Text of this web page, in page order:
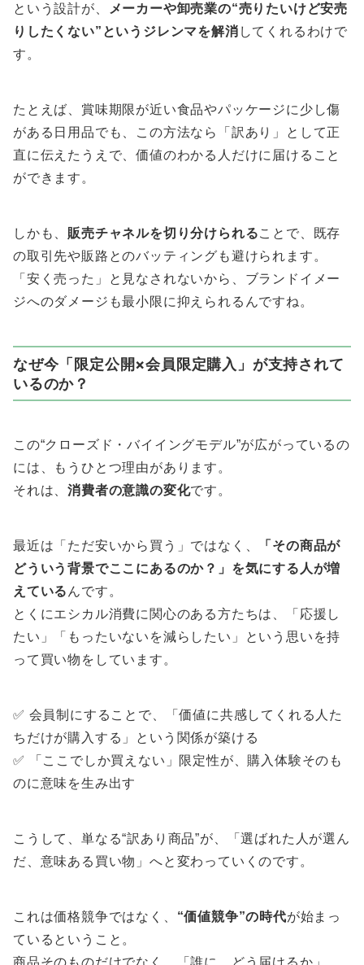
という設計が、
メーカーや卸売業の“売りたいけど安売
りしたくない”というジレンマを解消 してくれるわけで
す。
たとえば、賞味期限が近い食品やパッケージに少し傷
がある日用品でも、この方法なら「訳あり」として正
直に伝えたうえで、価値のわかる人だけに届けること
ができます。
しかも、 販売チャネルを切り分けられることで、既存
の取引先や販路とのバッティングも避けられます。
「安く売った」と見なされないから、ブランドイメー
ジへのダメージも最小限に抑えられるんですね。
なぜ今「限定公開×会員限定購入」が支持されて
いるのか？
この“クローズド・バイイングモデル”が広がっているの
には、もうひとつ理由があります。
それは、消費者の意識の変化です。
最近は「ただ安いから買う」ではなく、
「その商品が
どういう背景でここにあるのか？」を気にする人が増
えている んです。
とくにエシカル消費に関心のある方たちは、「応援し
たい」「もったいないを減らしたい」という思いを持
って買い物をしています。
✅ 会員制にすることで、「価値に共感してくれる人た
ちだけが購入する」という関係が築ける
✅ 「ここでしか買えない」限定性が、購入体験そのも
のに意味を生み出す
こうして、単なる“訳あり商品”が、「選ばれた人が選ん
だ、意味ある買い物」へと変わっていくのです。
これは価格競争ではなく、 “価値競争”の時代が始まっ
ているということ。
商品そのものだけでなく、「誰に、どう届けるか」